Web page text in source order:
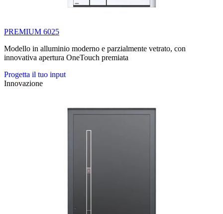
PREMIUM 6025
Modello in alluminio moderno e parzialmente vetrato, con
innovativa apertura OneTouch premiata
Progetta il tuo input
Innovazione